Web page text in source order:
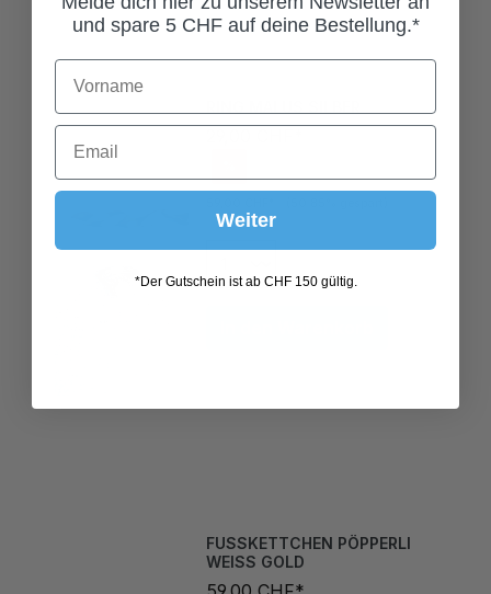
29,00 CHF*
59,00 CHF* (50.85% gespart)
WEISS GOLD
59,00 CHF*
und spare 5 CHF auf deine Bestellung.*
Weiter
*Der Gutschein ist ab CHF 150 gültig.